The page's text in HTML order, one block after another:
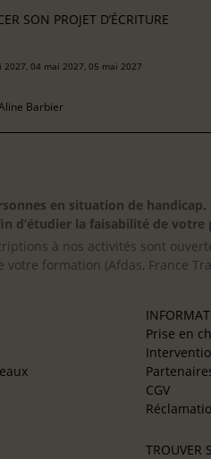
SON PROJET D’ÉCRITURE
2027, 04 mai 2027, 05 mai 2027
Barbier
en situation de
d’étudier la faisabilité de
à nos activités sont
formation (Afdas, France
Prise en
CGV
TROUVER